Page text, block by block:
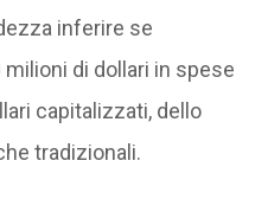
inferire se
di dollari in spese
capitalizzati, dello
tradizionali.